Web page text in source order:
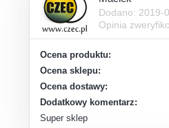
Dodano: 2019-
Opinia
Ocena produktu:
Ocena sklepu:
Ocena dostawy:
Dodatkowy komentarz:
Super sklep